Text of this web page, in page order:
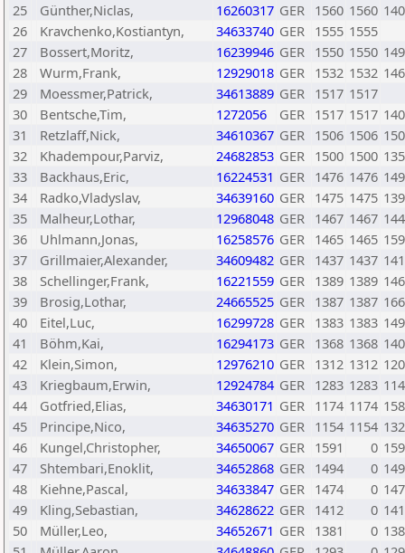
25
Günther,Niclas, 16260317 GER 1560 1560
26
Kravchenko,Kostiantyn, 34633740 GER 1555 1555
27
Bossert,Moritz, 16239946 GER 1550 1550
28
Wurm,Frank, 12929018 GER 1532 1532
29
Moessmer,Patrick, 34613889 GER 1517 1517
30
Bentsche,Tim, 1272056 GER 1517 1517
31
Retzlaff,Nick, 34610367 GER 1506 1506
32
Khadempour,Parviz, 24682853 GER 1500 1500
33
Backhaus,Eric, 16224531 GER 1476 1476
34
Radko,Vladyslav, 34639160 GER 1475 1475
35
Malheur,Lothar, 12968048 GER 1467 1467
36
Uhlmann,Jonas, 16258576 GER 1465 1465
37
Grillmaier,Alexander, 34609482 GER 1437 1437
38
Schellinger,Frank, 16221559 GER 1389 1389
39
Brosig,Lothar, 24665525 GER 1387 1387
40
Eitel,Luc, 16299728 GER 1383 1383
41
Böhm,Kai, 16294173 GER 1368 1368
42
Klein,Simon, 12976210 GER 1312 1312
43
Kriegbaum,Erwin, 12924784 GER 1283 1283
44
Gotfried,Elias, 34630171 GER 1174 1174
45
Principe,Nico, 34635270 GER 1154 1154
46
Kungel,Christopher, 34650067 GER 1591 0
47
Shtembari,Enoklit, 34652868 GER 1494 0
48
Kiehne,Pascal, 34633847 GER 1474 0
49
Kling,Sebastian, 34628622 GER 1412 0
50
Müller,Leo, 34652671 GER 1381 0